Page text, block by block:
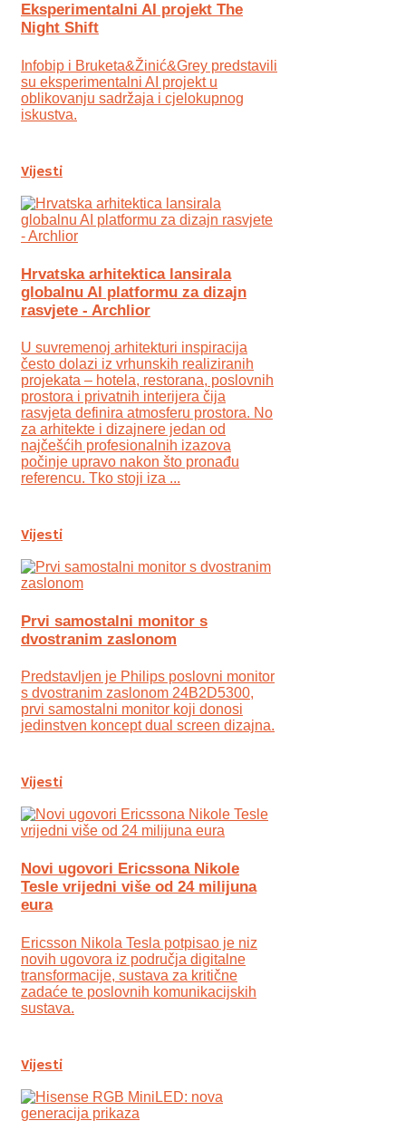
Eksperimentalni AI projekt The
Night Shift
Infobip i Bruketa&Žinić&Grey predstavili
su eksperimentalni AI projekt u
oblikovanju sadržaja i cjelokupnog
iskustva.
Vijesti
Hrvatska arhitektica lansirala
globalnu AI platformu za dizajn
rasvjete - Archlior
U suvremenoj arhitekturi inspiracija
često dolazi iz vrhunskih realiziranih
projekata – hotela, restorana, poslovnih
prostora i privatnih interijera čija
rasvjeta definira atmosferu prostora. No
za arhitekte i dizajnere jedan od
najčešćih profesionalnih izazova
počinje upravo nakon što pronađu
referencu. Tko stoji iza ...
Vijesti
Prvi samostalni monitor s
dvostranim zaslonom
Predstavljen je Philips poslovni monitor
s dvostranim zaslonom 24B2D5300,
prvi samostalni monitor koji donosi
jedinstven koncept dual screen dizajna.
Vijesti
Novi ugovori Ericssona Nikole
Tesle vrijedni više od 24 milijuna
eura
Ericsson Nikola Tesla potpisao je niz
novih ugovora iz područja digitalne
transformacije, sustava za kritične
zadaće te poslovnih komunikacijskih
sustava.
Vijesti